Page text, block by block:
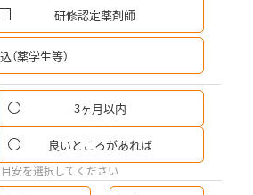
研修認定薬剤師
薬学生等）
3ヶ月以内
良いところがあれば
安を選択してください